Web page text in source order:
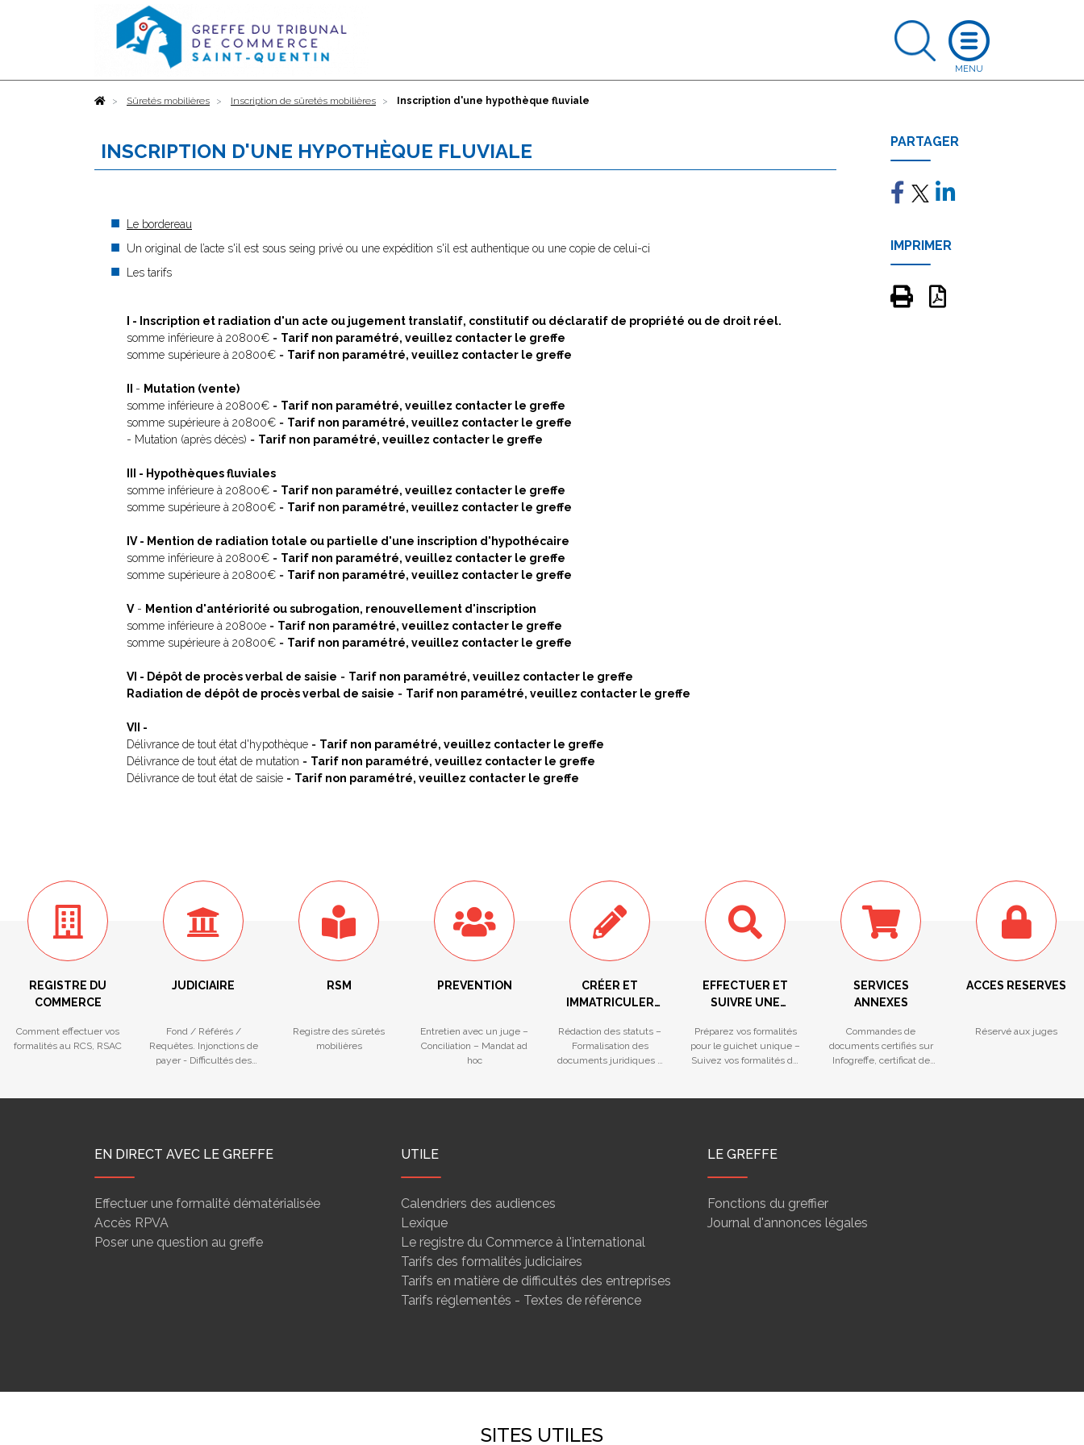
AccueilSûretés mobilières Inscription de sûretés mobilières Inscription d'une hypothèque fluviale
INSCRIPTION D'UNE HYPOTHÈQUE FLUVIALE
Le bordereau
Un original de l’acte s'il est sous seing privé ou une expédition s'il est authentique ou une copie de celui-ci
Les tarifs
I - Inscription et radiation d'un acte ou jugement translatif, constitutif ou déclaratif de propriété ou de droit réel.
somme inférieure à 20800€ = Tarif non paramétré, veuillez contacter le greffe
somme supérieure à 20800€ = Tarif non paramétré, veuillez contacter le greffe
- Mutation (vente)
somme inférieure à 20800€ = Tarif non paramétré, veuillez contacter le greffe
somme supérieure à 20800€ = Tarif non paramétré, veuillez contacter le greffe
- Mutation (après décès) = Tarif non paramétré, veuillez contacter le greffe
III - Hypothèques fluviales
somme inférieure à 20800€ = Tarif non paramétré, veuillez contacter le greffe
somme supérieure à 20800€ = Tarif non paramétré, veuillez contacter le greffe
IV - Mention de radiation totale ou partielle d'une inscription d'hypothécaire
somme inférieure à 20800€ = Tarif non paramétré, veuillez contacter le greffe
somme supérieure à 20800€ = Tarif non paramétré, veuillez contacter le greffe
V- Mention d'antériorité ou subrogation, renouvellement d'inscription
somme inférieure à 20800e = Tarif non paramétré, veuillez contacter le greffe
somme supérieure à 20800€ = Tarif non paramétré, veuillez contacter le greffe
VI - Dépôt de procès verbal de saisie = Tarif non paramétré, veuillez contacter le greffe
Radiation de dépôt de procès verbal de saisie = Tarif non paramétré, veuillez contacter le greffe
VII -
Délivrance de tout état d'hypothèque = Tarif non paramétré, veuillez contacter le greffe
Délivrance de tout état de mutation = Tarif non paramétré, veuillez contacter le greffe
Délivrance de tout état de saisie = Tarif non paramétré, veuillez contacter le greffe
PARTAGER
IMPRIMER
REGISTRE DU
COMMERCE
Comment effectuer vos
formalités au RCS, RSAC
JUDICIAIRE
Fond / Référés /
Requêtes. Injonctions de
payer - Difficultés des
RSM
Registre des sûretés
mobilières
PREVENTION
Entretien avec un juge –
Conciliation – Mandat ad
hoc
CRÉER ET
IMMATRICULER
ENTREPRISE
Rédaction des statuts –
Formalisation des
documents juridiques –
EFFECTUER ET
SUIVRE UNE
Préparez vos formalités
pour le guichet unique –
Suivez vos formalités du
SERVICES
ANNEXES
Commandes de
documents certifiés sur
Infogreffe, certificat de
ACCES RESERVES
Réservé aux juges
EN DIRECT AVEC LE GREFFE
Effectuer une formalité dématérialisée
Accès RPVA
Poser une question au greffe
UTILE
Calendriers des audiences
Lexique
Le registre du Commerce à l'international
Tarifs des formalités judiciaires
Tarifs en matière de difficultés des entreprises
Tarifs réglementés - Textes de référence
LE GREFFE
Fonctions du greffier
Journal d'annonces légales
SITES UTILES